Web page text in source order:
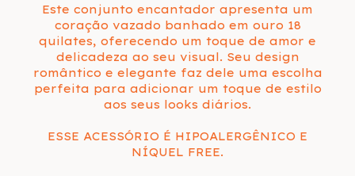
Este conjunto encantador apresenta um
coração vazado banhado em ouro 18
quilates, oferecendo um toque de amor e
delicadeza ao seu visual. Seu design
romântico e elegante faz dele uma escolha
perfeita para adicionar um toque de estilo
aos seus looks diários.
ESSE ACESSÓRIO É HIPOALERGÊNICO E
NÍQUEL FREE.